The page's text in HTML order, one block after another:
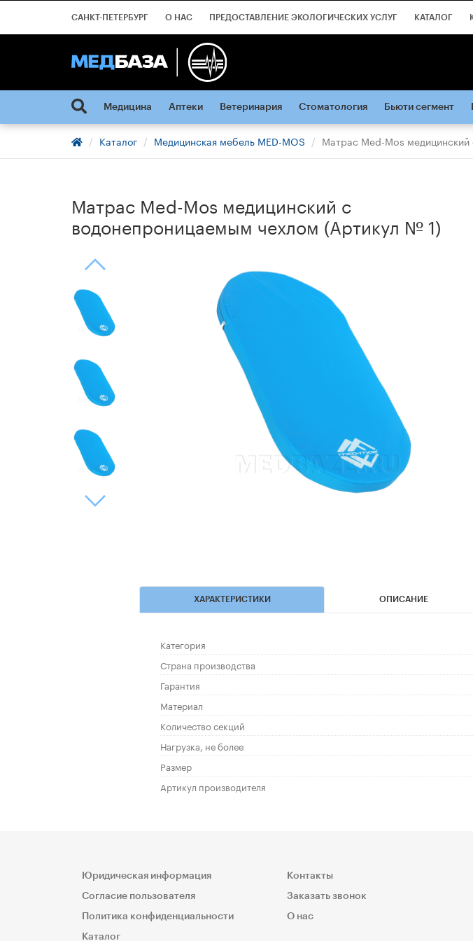
САНКТ-ПЕТЕРБУРГ О НАС ПРЕДОСТАВЛЕНИЕ ЭКОЛОГИЧЕСКИХ УСЛУГ КАТАЛОГ
Медицина Аптеки Ветеринария Стоматология Бьюти сегмент
Каталог Медицинская мебель MED-MOS Матрас Med-Mos
Матрас Med-Mos медицинский с
водонепроницаемым чехлом (Артикул № 1)
ХАРАКТЕРИСТИКИ ОПИСАНИЕ
Категория
Страна производства
Гарантия
Материал
Количество секций
Нагрузка, не более
Размер
Артикул производителя
Юридическая информация
Согласие пользователя
Политика конфиденциальности
Каталог
Контакты
Заказать звонок
О нас